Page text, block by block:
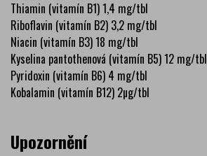
Thiamin (vitamín B1) 1,4 mg/tbl
Riboflavin (vitamín B2) 3,2 mg/tbl
Niacin (vitamín B3) 18 mg/tbl
Kyselina pantothenová (vitamín B5) 12 mg/tbl
Pyridoxin (vitamín B6) 4 mg/tbl
Kobalamin (vitamín B12) 2µg/tbl
Upozornění